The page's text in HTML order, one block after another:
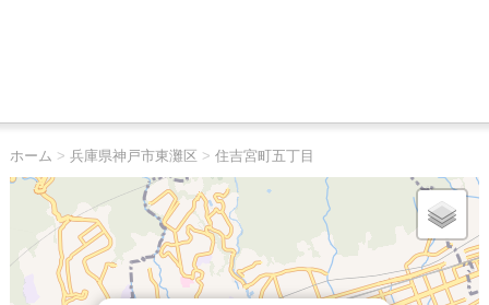
ホーム > 兵庫県神戸市東灘区 > 住吉宮町五丁目